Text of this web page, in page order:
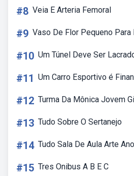
#8 Veia E Arteria Femoral
#9 Vaso De Flor Pequeno Para
#10 Um Túnel Deve Ser
#11 Um Carro Esportivo é
#12 Turma Da Mônica Jovem
#13 Tudo Sobre O Sertanejo
#14 Tudo Sala De Aula Arte
#15 Tres Onibus A B E C